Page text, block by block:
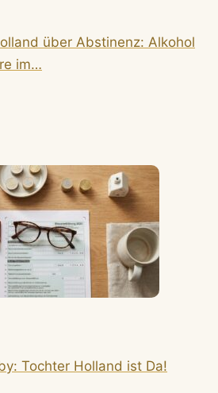
über Abstinenz: Alkohol
im…
Tochter Holland ist Da!